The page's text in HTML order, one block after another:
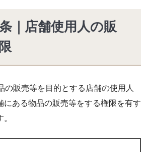
｜店舗使用人の販
の販売等を目的とする店舗の使用人
にある物品の販売等をする権限を有す